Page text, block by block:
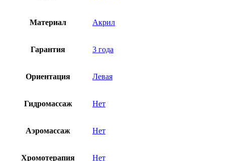
Материал Акрил
Гарантия 3 года
Ориентация Левая
Гидромассаж Нет
Аэромассаж Нет
Хромотерапия Нет